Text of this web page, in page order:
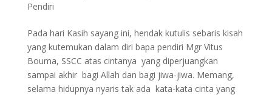
Pendiri
Pada hari Kasih sayang ini, hendak kutulis sebaris kisah
yang kutemukan dalam diri bapa pendiri Mgr Vitus
Bouma, SSCC atas cintanya yang diperjuangkan
sampai akhir bagi Allah dan bagi jiwa-jiwa. Memang,
selama hidupnya nyaris tak ada kata-kata cinta yang